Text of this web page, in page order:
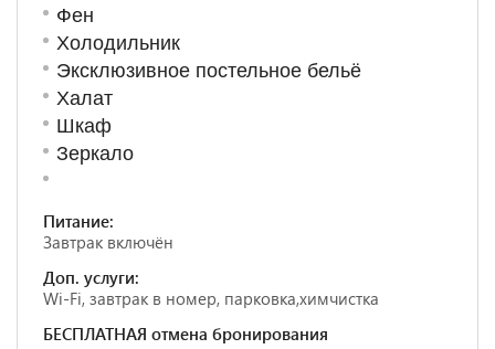
Фен
Холодильник
Эксклюзивное постельное бельё
Халат
Шкаф
Зеркало
Питание:
Завтрак включён
Доп. услуги:
Wi-Fi, завтрак в номер, парковка,химчистка
БЕСПЛАТНАЯ отмена бронирования